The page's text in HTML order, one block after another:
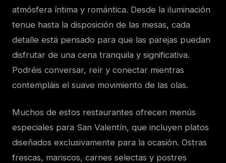
atmósfera íntima y romántica. Desde la iluminación
tenue hasta la disposición de las mesas, cada
detalle está pensado para que las parejas puedan
disfrutar de una cena tranquila y significativa.
Podréis conversar, reír y conectar mientras
contempláis el suave movimiento de las olas.
Muchos de estos restaurantes ofrecen menús
especiales para San Valentín, que incluyen platos
diseñados exclusivamente para la ocasión. Ostras
frescas, mariscos, carnes selectas y postres